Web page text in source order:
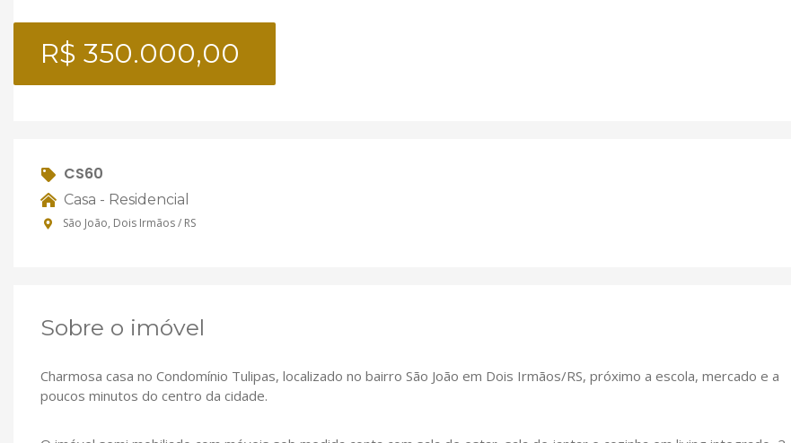
R$ 350.000,00
CS60
Casa - Residencial
São João, Dois Irmãos / RS
Sobre o imóvel
Charmosa casa no Condomínio Tulipas, localizado no bairro São João em Dois Irmãos/RS, próximo a escola, mercado e a
poucos minutos do centro da cidade.